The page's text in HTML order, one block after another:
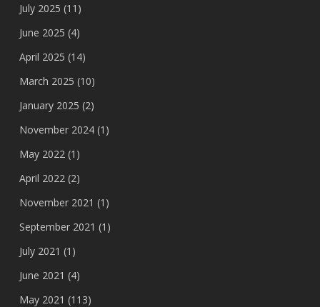
July 2025 (11)
June 2025 (4)
April 2025 (14)
March 2025 (10)
January 2025 (2)
November 2024(1)
May 2022(1)
April 2022(2)
November 2021 (1)
September 2021 (1)
July 2021 (1)
June 2021 (4)
May 2021 (113)